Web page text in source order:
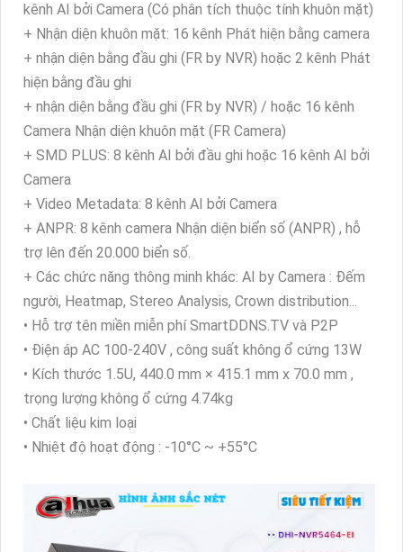
kênh AI bởi Camera (Có phân tích thuộc tính khuôn mặt)
+ Nhận diện khuôn mặt: 16 kênh Phát hiện bằng camera
+ nhận diện bằng đầu ghi (FR by NVR) hoặc 2 kênh Phát
hiện bằng đầu ghi
+ nhận diện bằng đầu ghi (FR by NVR) / hoặc 16 kênh
Camera Nhận diện khuôn mặt (FR Camera)
+ SMD PLUS: 8 kênh AI bởi đầu ghi hoặc 16 kênh AI bởi
Camera
+ Video Metadata: 8 kênh AI bởi Camera
+ ANPR: 8 kênh camera Nhận diện biển số (ANPR) , hỗ
trợ lên đến 20.000 biển số.
+ Các chức năng thông minh khác: AI by Camera : Đếm
người, Heatmap, Stereo Analysis, Crown distribution...
• Hỗ trợ tên miền miễn phí SmartDDNS.TV và P2P
• Điện áp AC 100-240V , công suất không ổ cứng 13W
• Kích thước 1.5U, 440.0 mm × 415.1 mm x 70.0 mm ,
trọng lượng không ổ cứng 4.74kg
• Chất liệu kim loại
• Nhiệt độ hoạt động : -10°C ~ +55°C